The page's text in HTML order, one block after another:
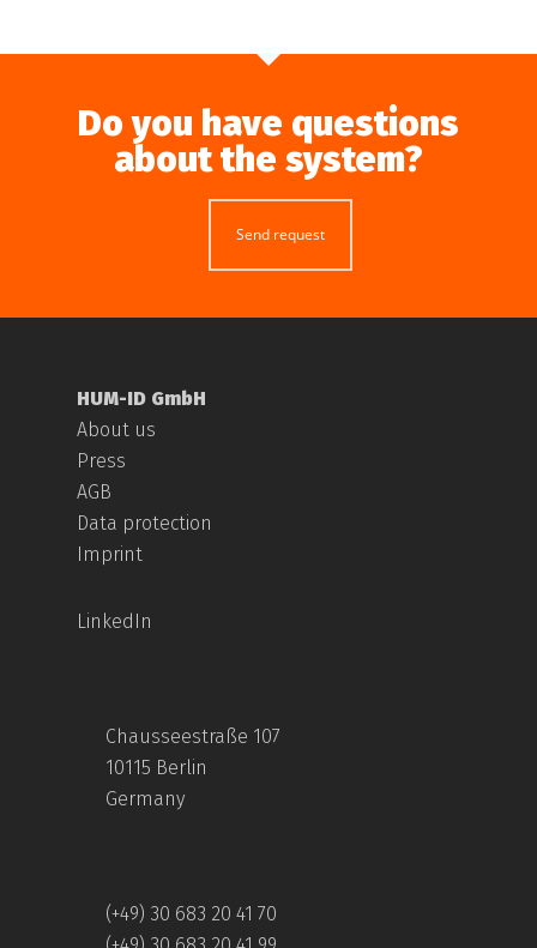
Do you have questions
about the system?
Send request
HUM-ID GmbH
About us
Press
AGB
Data protection
Imprint
LinkedIn
Chausseestraße 107
10115 Berlin
Germany
(+49) 30 683 20 41 70